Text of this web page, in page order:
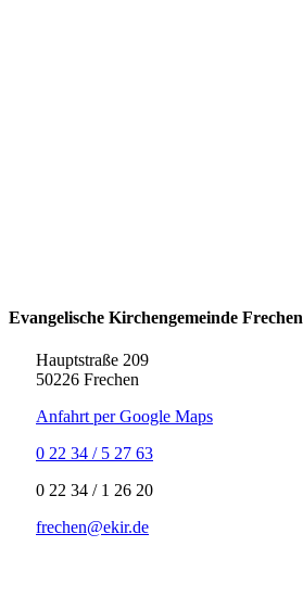
Evangelische Kirchengemeinde Frechen
Hauptstraße 209
50226 Frechen
Anfahrt per Google Maps
0 22 34 / 5 27 63
‍0 22 34 / ‍1 26 20
frechen@ekir.de